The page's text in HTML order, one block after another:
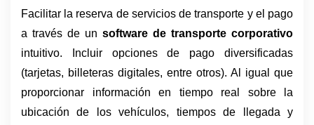
Facilitar la reserva de servicios de transporte y el pago
a través de un software de transporte corporativo
intuitivo. Incluir opciones de pago diversificadas
(tarjetas, billeteras digitales, entre otros). Al igual que
proporcionar información en tiempo real sobre la
ubicación de los vehículos, tiempos de llegada y